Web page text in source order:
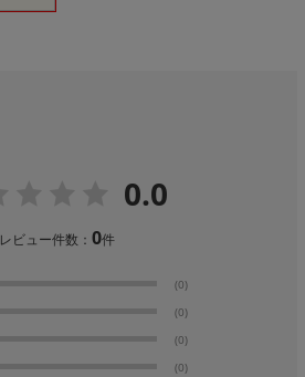
0.0
レビュー件数：0件
(0)
(0)
(0)
(0)